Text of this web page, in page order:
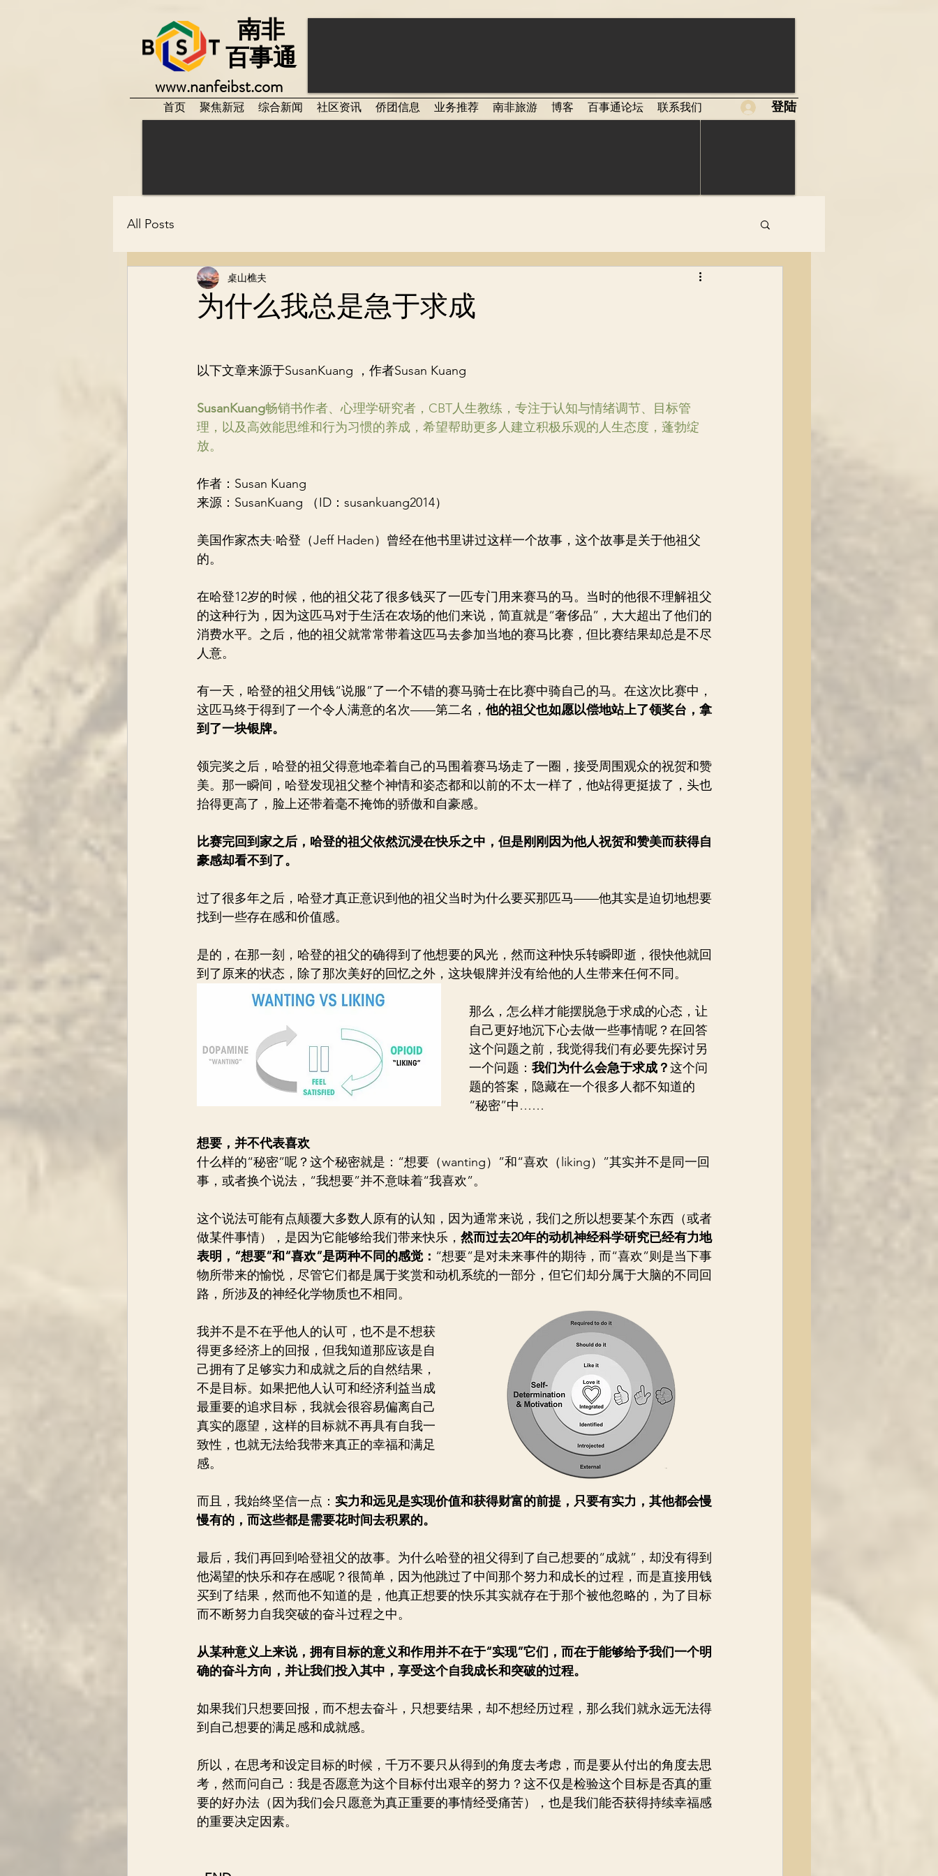
www.nanfeibst.com
百事通
南非
登陆
首页 聚焦新冠 综合新闻 社区资讯 侨团信息 业务推荐 南非旅游 博客 百事通论坛 联系我们
All Posts
为什么我总是急于求成
桌山樵夫
以下文章来源于SusanKuang ，作者Susan Kuang
SusanKuang畅销书作者、心理学研究者，CBT人生教练，专注于认知与情绪调节、目标管
理，以及高效能思维和行为习惯的养成，希望帮助更多人建立积极乐观的人生态度，蓬勃绽
放。
作者：Susan Kuang
来源：SusanKuang （ID：susankuang2014）
美国作家杰夫·哈登（Jeff Haden）曾经在他书里讲过这样一个故事，这个故事是关于他祖父
的。
在哈登12岁的时候，他的祖父花了很多钱买了一匹专门用来赛马的马。当时的他很不理解祖父
的这种行为，因为这匹马对于生活在农场的他们来说，简直就是“奢侈品”，大大超出了他们的
消费水平。之后，他的祖父就常常带着这匹马去参加当地的赛马比赛，但比赛结果却总是不尽
人意。
有一天，哈登的祖父用钱“说服”了一个不错的赛马骑士在比赛中骑自己的马。在这次比赛中，
这匹马终于得到了一个令人满意的名次——第二名， 他的祖父也如愿以偿地站上了领奖台，拿
到了一块银牌。
领完奖之后，哈登的祖父得意地牵着自己的马围着赛马场走了一圈，接受周围观众的祝贺和赞
美。那一瞬间，哈登发现祖父整个神情和姿态都和以前的不太一样了，他站得更挺拔了，头也
抬得更高了，脸上还带着毫不掩饰的骄傲和自豪感。
比赛完回到家之后，哈登的祖父依然沉浸在快乐之中，但是刚刚因为他人祝贺和赞美而获得自
豪感却看不到了。
过了很多年之后，哈登才真正意识到他的祖父当时为什么要买那匹马——他其实是迫切地想要
找到一些存在感和价值感。
是的，在那一刻，哈登的祖父的确得到了他想要的风光，然而这种快乐转瞬即逝，很快他就回
到了原来的状态，除了那次美好的回忆之外，这块银牌并没有给他的人生带来任何不同。
那么，怎么样才能摆脱急于求成的心态，让
自己更好地沉下心去做一些事情呢？在回答
这个问题之前，我觉得我们有必要先探讨另
一个问题： 我们为什么会急于求成？这个问
题的答案，隐藏在一个很多人都不知道的
“秘密”中……
想要，并不代表喜欢
什么样的“秘密”呢？这个秘密就是：“想要（wanting）”和“喜欢（liking）”其实并不是同一回
事，或者换个说法，“我想要”并不意味着“我喜欢”。
这个说法可能有点颠覆大多数人原有的认知，因为通常来说，我们之所以想要某个东西（或者
做某件事情），是因为它能够给我们带来快乐， 然而过去20年的动机神经科学研究已经有力地
表明，“想要”和“喜欢”是两种不同的感觉： “想要”是对未来事件的期待，而“喜欢”则是当下事
物所带来的愉悦，尽管它们都是属于奖赏和动机系统的一部分，但它们却分属于大脑的不同回
路，所涉及的神经化学物质也不相同。
我并不是不在乎他人的认可，也不是不想获
得更多经济上的回报，但我知道那应该是自
己拥有了足够实力和成就之后的自然结果，
不是目标。如果把他人认可和经济利益当成
最重要的追求目标，我就会很容易偏离自己
真实的愿望，这样的目标就不再具有自我一
致性，也就无法给我带来真正的幸福和满足
感。
而且，我始终坚信一点： 实力和远见是实现价值和获得财富的前提，只要有实力，其他都会慢
慢有的，而这些都是需要花时间去积累的。
最后，我们再回到哈登祖父的故事。为什么哈登的祖父得到了自己想要的“成就”，却没有得到
他渴望的快乐和存在感呢？很简单，因为他跳过了中间那个努力和成长的过程，而是直接用钱
买到了结果，然而他不知道的是，他真正想要的快乐其实就存在于那个被他忽略的，为了目标
而不断努力自我突破的奋斗过程之中。
从某种意义上来说，拥有目标的意义和作用并不在于“实现”它们，而在于能够给予我们一个明
确的奋斗方向，并让我们投入其中，享受这个自我成长和突破的过程。
如果我们只想要回报，而不想去奋斗，只想要结果，却不想经历过程，那么我们就永远无法得
到自己想要的满足感和成就感。
所以，在思考和设定目标的时候，千万不要只从得到的角度去考虑，而是要从付出的角度去思
考，然而问自己：我是否愿意为这个目标付出艰辛的努力？这不仅是检验这个目标是否真的重
要的好办法（因为我们会只愿意为真正重要的事情经受痛苦），也是我们能否获得持续幸福感
的重要决定因素。